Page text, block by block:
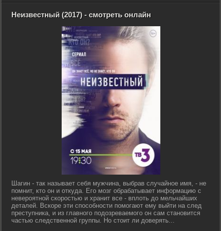
Неизвестный (2017) - смотреть онлайн
Шагин - так называет себя мужчина, выбрав случайное имя, - не
помнит, кто он и откуда. Его мозг обрабатывает информацию с
невероятной скоростью и хранит все - вплоть до мельчайших
деталей. Вскоре эти способности помогают ему выйти на след
преступника, и из главного подозреваемого он сам становится
частью следственной группы. Но стоит ли доверять...